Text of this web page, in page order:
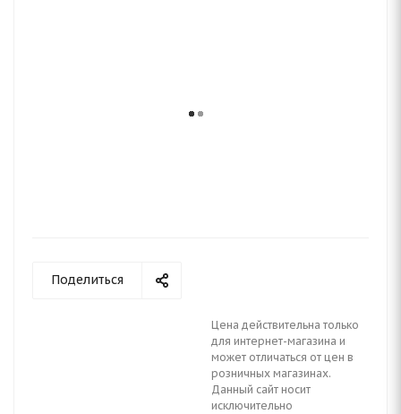
Поделиться
Цена действительна только
для интернет-магазина и
может отличаться от цен в
розничных магазинах.
Данный сайт носит
исключительно